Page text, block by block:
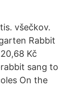
všečkov.
Rabbit
Kč
sang to
On the